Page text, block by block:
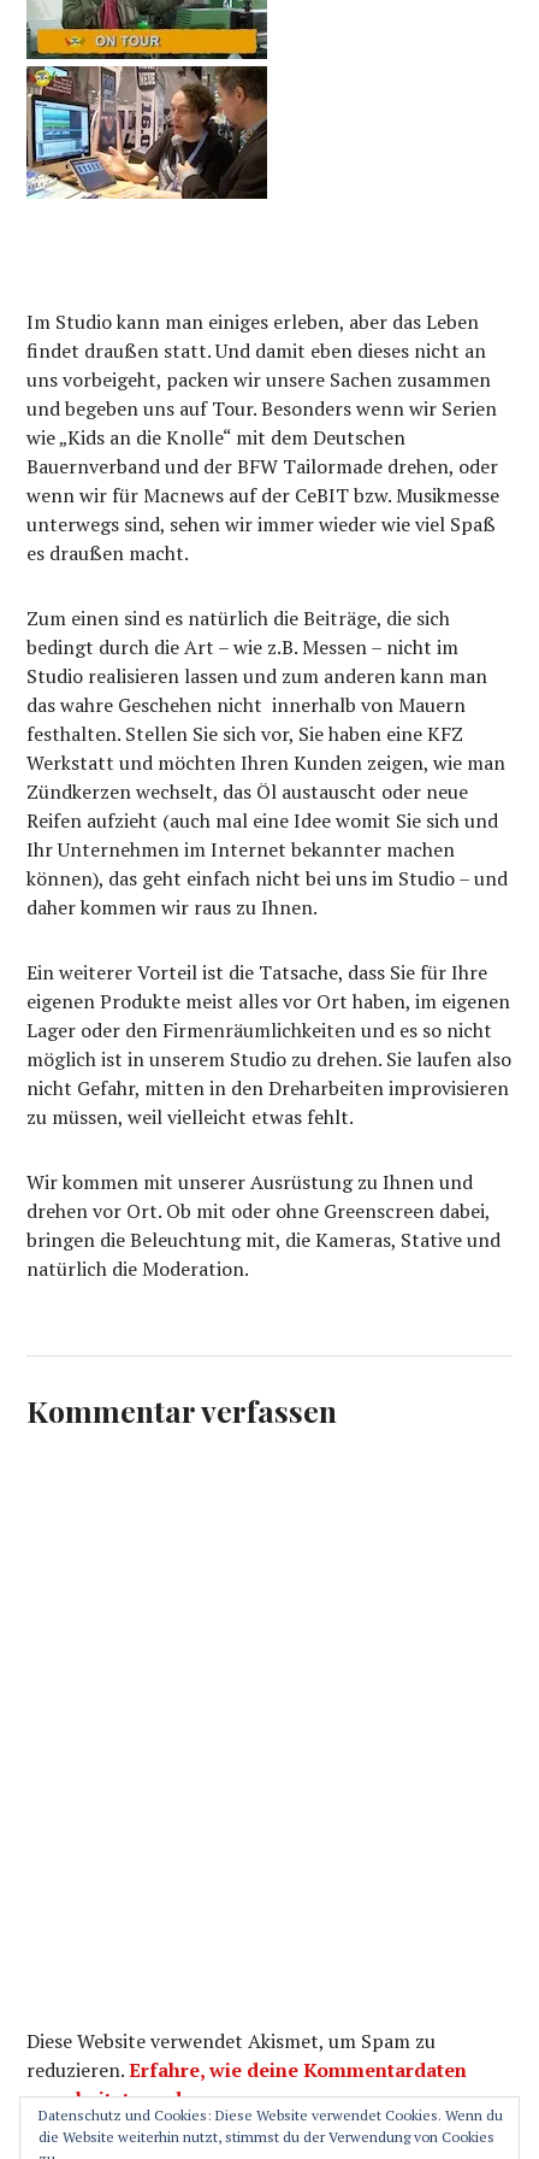
Im Studio kann man einiges erleben, aber das Leben
findet draußen statt. Und damit eben dieses nicht an
uns vorbeigeht, packen wir unsere Sachen zusammen
und begeben uns auf Tour. Besonders wenn wir Serien
wie „Kids an die Knolle“ mit dem Deutschen
Bauernverband und der BFW Tailormade drehen, oder
wenn wir für Macnews auf der CeBIT bzw. Musikmesse
unterwegs sind, sehen wir immer wieder wie viel Spaß
es draußen macht.
Zum einen sind es natürlich die Beiträge, die sich
bedingt durch die Art – wie z.B. Messen – nicht im
Studio realisieren lassen und zum anderen kann man
das wahre Geschehen nicht innerhalb von Mauern
festhalten. Stellen Sie sich vor, Sie haben eine KFZ
Werkstatt und möchten Ihren Kunden zeigen, wie man
Zündkerzen wechselt, das Öl austauscht oder neue
Reifen aufzieht (auch mal eine Idee womit Sie sich und
Ihr Unternehmen im Internet bekannter machen
können), das geht einfach nicht bei uns im Studio – und
daher kommen wir raus zu Ihnen.
Ein weiterer Vorteil ist die Tatsache, dass Sie für Ihre
eigenen Produkte meist alles vor Ort haben, im eigenen
Lager oder den Firmenräumlichkeiten und es so nicht
möglich ist in unserem Studio zu drehen. Sie laufen also
nicht Gefahr, mitten in den Dreharbeiten improvisieren
zu müssen, weil vielleicht etwas fehlt.
Wir kommen mit unserer Ausrüstung zu Ihnen und
drehen vor Ort. Ob mit oder ohne Greenscreen dabei,
bringen die Beleuchtung mit, die Kameras, Stative und
natürlich die Moderation.
Kommentar verfassen
Diese Website verwendet Akismet, um Spam zu
reduzieren.Erfahre, wie deine Kommentardaten
verarbeitet werden.
Datenschutz und Cookies: Diese Website verwendet Cookies. Wenn du
die Website weiterhin nutzt, stimmst du der Verwendung von Cookies